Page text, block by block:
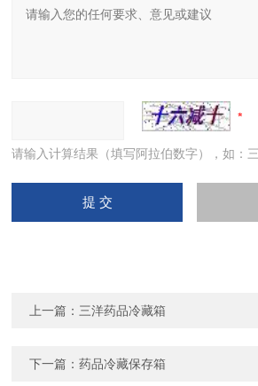
请输入计算结果（填写阿拉伯数字），如：
上一篇： 三洋药品冷藏箱
下一篇：药品冷藏保存箱